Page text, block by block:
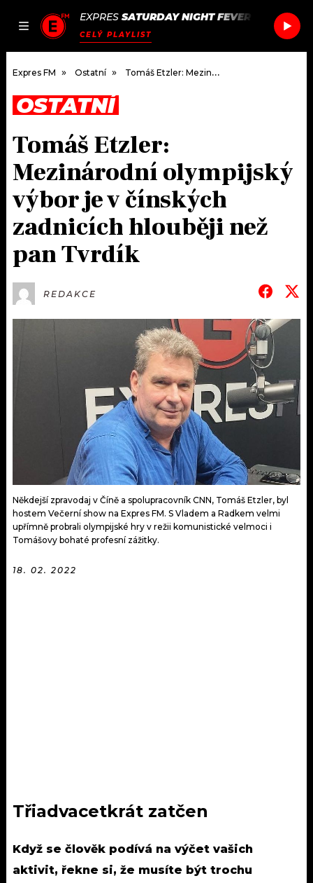
JAK
SEZNAM.CZ
EXPRES SATURDAY NIGHT FEVER
CELÝ PLAYLIST
DOMŮ
ČLÁNKY
AKTUÁLNĚ
HUDBA
ROZHOVORY
#NEBUDUDOMA
KALENDÁŘ
MIX
OSTATNÍ
PODCASTY
JAK NALADIT
RÁDIO
APLIKACE
PROGRAM
JAK NALADIT
SOUTĚŽE
Expres FM Ostatní Tomáš Etzler: Mezinárodní olympijský výbor je v čínských zadnicích hlouběji než pan Tvrdík
OSTATNÍ
Tomáš Etzler:
Mezinárodní olympijský
výbor je v čínských
zadnicích hlouběji než
pan Tvrdík
REDAKCE
Někdejší zpravodaj v Číně a spolupracovník CNN, Tomáš Etzler, byl
hostem Večerní show na Expres FM. S Vladem a Radkem velmi
upřímně probrali olympijské hry v režii komunistické velmoci i
Tomášovy bohaté profesní zážitky.
18. 02. 2022
Třiadvacetkrát zatčen
Když se člověk podívá na výčet vašich
aktivit, řekne si, že musíte být trochu